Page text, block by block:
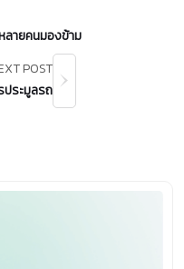
ลายคนมองข้าม
POST
ประมูลรถ